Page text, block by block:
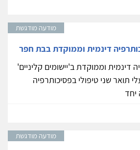
מודעה מודגשת
דינמית וממוקדת בבת חפר
דינמית וממוקדת ב'יישומים קליניים'
תואר שני טיפולי בפסיכותרפיה
יחד
מודעה מודגשת